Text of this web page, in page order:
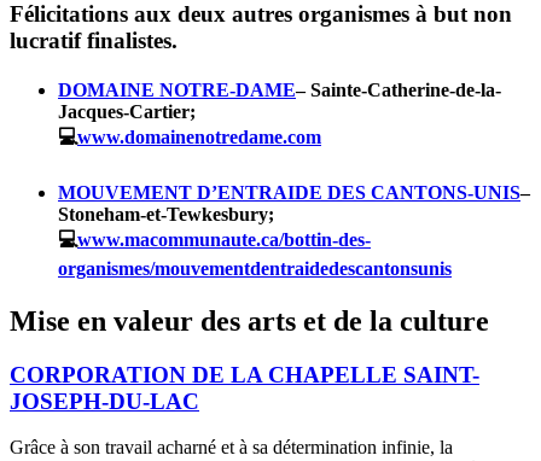
Félicitations aux deux autres organismes à but non
lucratif finalistes.
DOMAINE NOTRE-DAME– Sainte-Catherine-de-la-
Jacques-Cartier;
💻www.domainenotredame.com
MOUVEMENT D’ENTRAIDE DES CANTONS-UNIS–
Stoneham-et-Tewkesbury;
💻www.macommunaute.ca/bottin-des-
organismes/mouvementdentraidedescantonsunis
Mise en valeur des arts et de la culture
CORPORATION DE LA CHAPELLE SAINT-
JOSEPH-DU-LAC
Grâce à son travail acharné et à sa détermination infinie, la